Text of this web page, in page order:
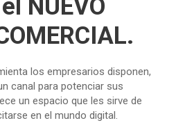
NUEVO
los empresarios disponen,
canal para potenciar sus
un espacio que les sirve de
en el mundo digital.